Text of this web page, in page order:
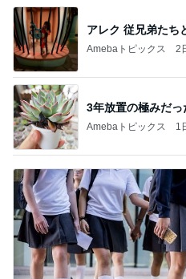
アレク 従兄弟たち
Amebaトピックス 2
3年放置の極みだ
Amebaトピックス 1